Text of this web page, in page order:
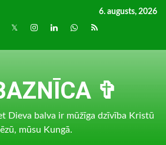
6. augusts, 2026
TwitterInstagram
LinkedInwhatsapp
RSS
✞
Dieva balva ir mūžīga dzīvība Kristū
mūsu Kungā.